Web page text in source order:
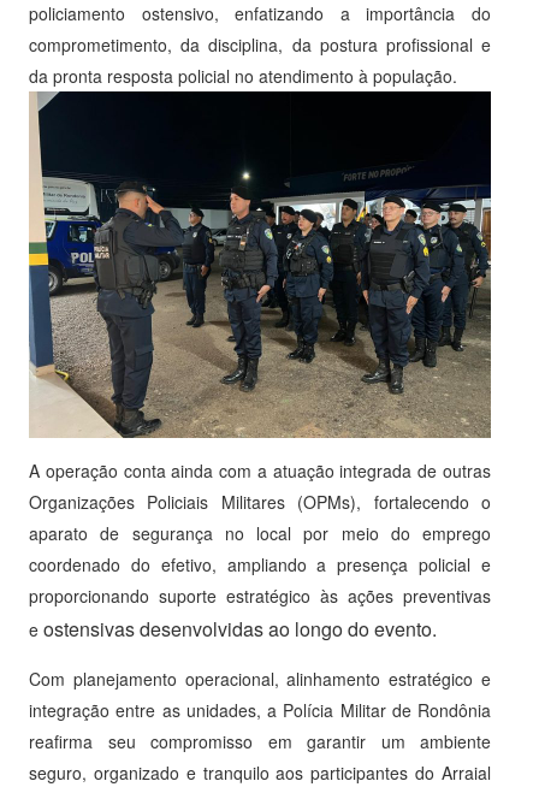
policiamento ostensivo, enfatizando a importância do
comprometimento, da disciplina, da postura profissional e
da pronta resposta policial no atendimento à população.
A operação conta ainda com a atuação integrada de outras
Organizações Policiais Militares (OPMs), fortalecendo o
aparato de segurança no local por meio do emprego
coordenado do efetivo, ampliando a presença policial e
proporcionando suporte estratégico às ações preventivas
e ostensivas desenvolvidas ao longo do evento.
Com planejamento operacional, alinhamento estratégico e
integração entre as unidades, a Polícia Militar de Rondônia
reafirma seu compromisso em garantir um ambiente
seguro, organizado e tranquilo aos participantes do Arraial